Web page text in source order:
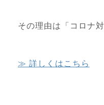
その理由は「コロナ
≫ 詳しくはこちら